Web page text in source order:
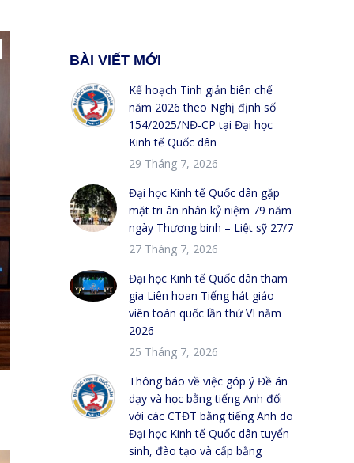
BÀI VIẾT MỚI
Kế hoạch Tinh giản biên chế
năm 2026 theo Nghị định số
154/2025/NĐ-CP tại Đại học
Kinh tế Quốc dân
29 Tháng 7, 2026
Đại học Kinh tế Quốc dân gặp
mặt tri ân nhân kỷ niệm 79 năm
ngày Thương binh – Liệt sỹ 27/7
27 Tháng 7, 2026
Đại học Kinh tế Quốc dân tham
gia Liên hoan Tiếng hát giáo
viên toàn quốc lần thứ VI năm
2026
25 Tháng 7, 2026
Thông báo về việc góp ý Đề án
dạy và học bằng tiếng Anh đối
với các CTĐT bằng tiếng Anh do
Đại học Kinh tế Quốc dân tuyển
sinh, đào tạo và cấp bằng